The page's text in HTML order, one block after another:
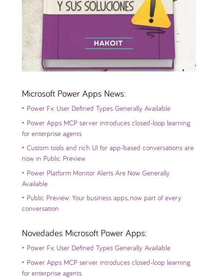
Microsoft Power Apps News:
‣ Power Fx: User Defined Types Generally Available
‣ Power Apps MCP server introduces closed-loop learning
for enterprise agents
‣ Custom tools and rich UI for app-based conversations are
now in Public Preview
‣ Power Platform Monitor Alerts Are Now Generally
Available
‣ Public Preview: Your business apps, now part of every
conversation
Novedades Microsoft Power Apps:
‣ Power Fx: User Defined Types Generally Available
‣ Power Apps MCP server introduces closed-loop learning
for enterprise agents